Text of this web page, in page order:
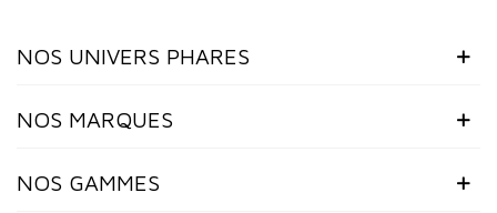
NOS UNIVERS PHARES
NOS MARQUES
NOS GAMMES